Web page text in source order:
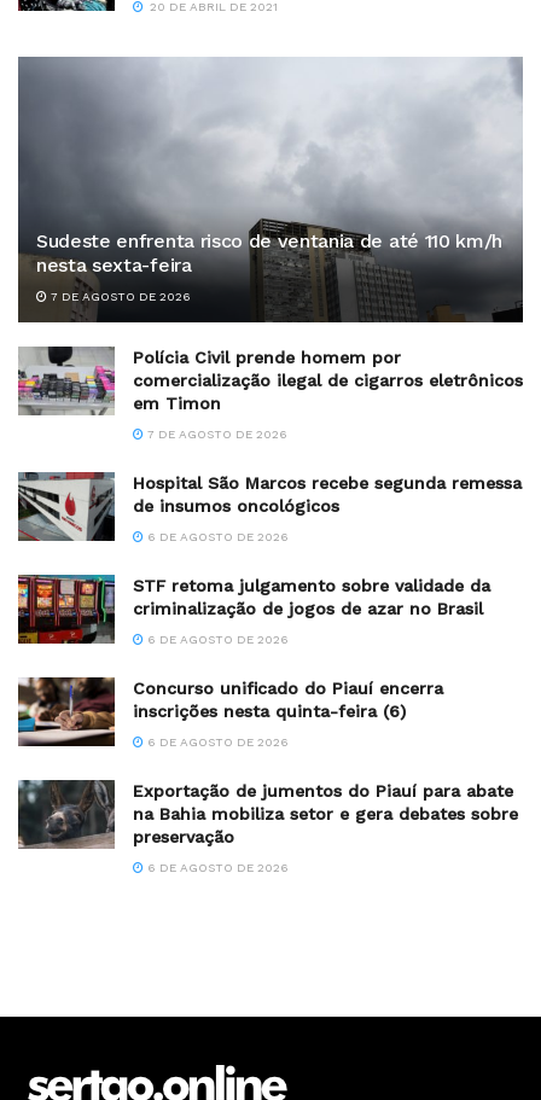
20 DE ABRIL DE 2021
Sudeste enfrenta risco de ventania de até 110 km/h
nesta sexta-feira
7 DE AGOSTO DE 2026
Polícia Civil prende homem por
comercialização ilegal de cigarros eletrônicos
em Timon
7 DE AGOSTO DE 2026
Hospital São Marcos recebe segunda remessa
de insumos oncológicos
6 DE AGOSTO DE 2026
STF retoma julgamento sobre validade da
criminalização de jogos de azar no Brasil
6 DE AGOSTO DE 2026
Concurso unificado do Piauí encerra
inscrições nesta quinta-feira (6)
6 DE AGOSTO DE 2026
Exportação de jumentos do Piauí para abate
na Bahia mobiliza setor e gera debates sobre
preservação
6 DE AGOSTO DE 2026